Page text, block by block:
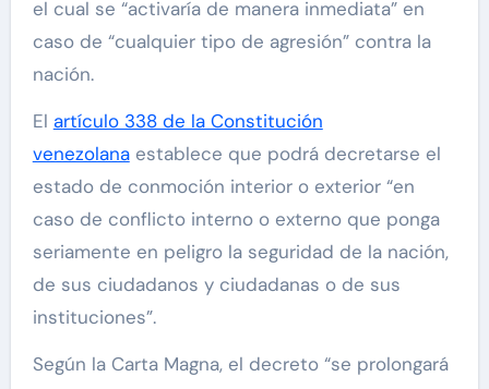
el cual se “activaría de manera inmediata” en
caso de “cualquier tipo de agresión” contra la
nación.
El artículo 338 de la Constitución
venezolanaestablece que podrá decretarse el
estado de conmoción interior o exterior “en
caso de conflicto interno o externo que ponga
seriamente en peligro la seguridad de la nación,
de sus ciudadanos y ciudadanas o de sus
instituciones”.
Según la Carta Magna, el decreto “se prolongará